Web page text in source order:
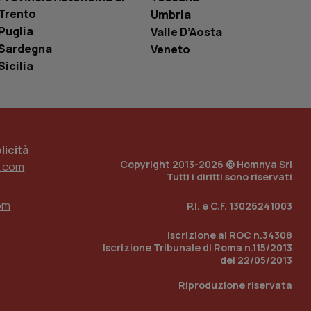
Umbria
Valle D’Aosta
Veneto
Copyright 2013-2026 © Homnya Srl
Tutti i diritti sono riservati
P.I. e C.F. 13026241003
Iscrizione al ROC n.34308
Iscrizione Tribunale di Roma n.115/2013
del 22/05/2013
Riproduzione riservata
un numero
in cui viene
di accesso per
Analytics
per mantenere
traccia
incorporati
del sito web sta
di
traccia
incorporati